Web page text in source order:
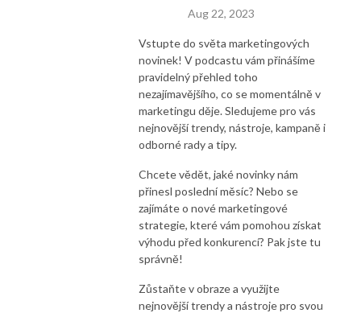
Aug 22, 2023
Vstupte do světa marketingových
novinek! V podcastu vám přinášíme
pravidelný přehled toho
nezajímavějšího, co se momentálně v
marketingu děje. Sledujeme pro vás
nejnovější trendy, nástroje, kampaně i
odborné rady a tipy.
Chcete vědět, jaké novinky nám
přinesl poslední měsíc? Nebo se
zajímáte o nové marketingové
strategie, které vám pomohou získat
výhodu před konkurencí? Pak jste tu
správně!
Zůstaňte v obraze a využijte
nejnovější trendy a nástroje pro svou